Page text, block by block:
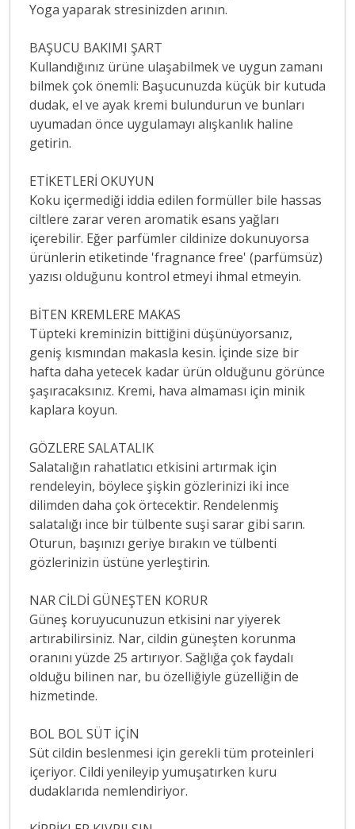
Yoga yaparak stresinizden arının.
BAŞUCU BAKIMI ŞART
Kullandığınız ürüne ulaşabilmek ve uygun zamanı
bilmek çok önemli: Başucunuzda küçük bir kutuda
dudak, el ve ayak kremi bulundurun ve bunları
uyumadan önce uygulamayı alışkanlık haline
getirin.
ETİKETLERİ OKUYUN
Koku içermediği iddia edilen formüller bile hassas
ciltlere zarar veren aromatik esans yağları
içerebilir. Eğer parfümler cildinize dokunuyorsa
ürünlerin etiketinde 'fragnance free' (parfümsüz)
yazısı olduğunu kontrol etmeyi ihmal etmeyin.
BİTEN KREMLERE MAKAS
Tüpteki kreminizin bittiğini düşünüyorsanız,
geniş kısmından makasla kesin. İçinde size bir
hafta daha yetecek kadar ürün olduğunu görünce
şaşıracaksınız. Kremi, hava almaması için minik
kaplara koyun.
GÖZLERE SALATALIK
Salatalığın rahatlatıcı etkisini artırmak için
rendeleyin, böylece şişkin gözlerinizi iki ince
dilimden daha çok örtecektir. Rendelenmiş
salatalığı ince bir tülbente suşi sarar gibi sarın.
Oturun, başınızı geriye bırakın ve tülbenti
gözlerinizin üstüne yerleştirin.
NAR CİLDİ GÜNEŞTEN KORUR
Güneş koruyucunuzun etkisini nar yiyerek
artırabilirsiniz. Nar, cildin güneşten korunma
oranını yüzde 25 artırıyor. Sağlığa çok faydalı
olduğu bilinen nar, bu özelliğiyle güzelliğin de
hizmetinde.
BOL BOL SÜT İÇİN
Süt cildin beslenmesi için gerekli tüm proteinleri
içeriyor. Cildi yenileyip yumuşatırken kuru
dudaklarıda nemlendiriyor.